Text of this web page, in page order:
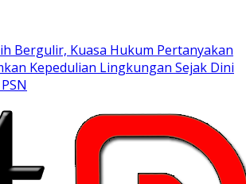
Bergulir, Kuasa Hukum Pertanyakan
Kepedulian Lingkungan Sejak Dini